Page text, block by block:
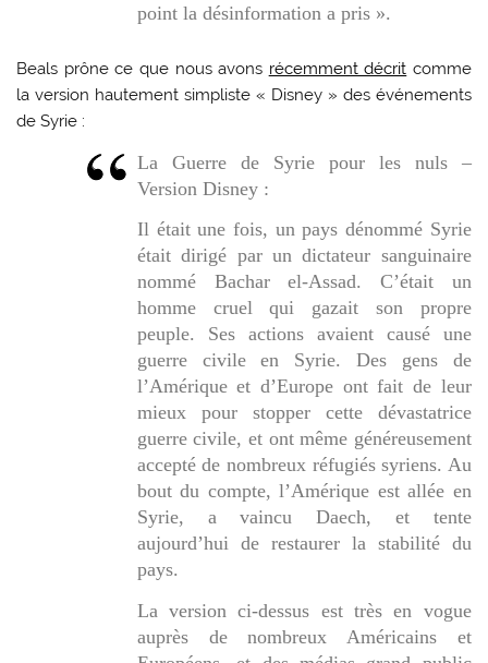
point la désinformation a pris ».
Beals prône ce que nous avons récemment décrit comme
la version hautement simpliste « Disney » des événements
de Syrie :
La Guerre de Syrie pour les nuls –
Version Disney :
Il était une fois, un pays dénommé Syrie
était dirigé par un dictateur sanguinaire
nommé Bachar el-Assad. C’était un
homme cruel qui gazait son propre
peuple. Ses actions avaient causé une
guerre civile en Syrie. Des gens de
l’Amérique et d’Europe ont fait de leur
mieux pour stopper cette dévastatrice
guerre civile, et ont même généreusement
accepté de nombreux réfugiés syriens. Au
bout du compte, l’Amérique est allée en
Syrie, a vaincu Daech, et tente
aujourd’hui de restaurer la stabilité du
pays.
La version ci-dessus est très en vogue
auprès de nombreux Américains et